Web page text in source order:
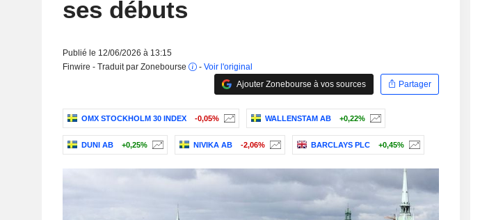
ses débuts
Publié le 12/06/2026 à 13:15
Finwire - Traduit par Zonebourse
- Voir l'original
Ajouter Zonebourse à vos sources
Partager
OMX STOCKHOLM 30 INDEX -0,05% WALLENSTAM AB +0,22%
DUNI AB +0,25% NIVIKA AB -2,06% BARCLAYS PLC +0,45%